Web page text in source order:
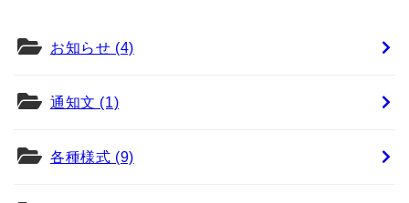
お知らせ (4)
通知文 (1)
各種様式 (9)